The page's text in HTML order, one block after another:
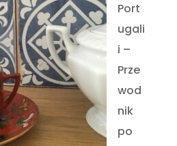
Port
ugali
i –
Prze
wod
nik
po